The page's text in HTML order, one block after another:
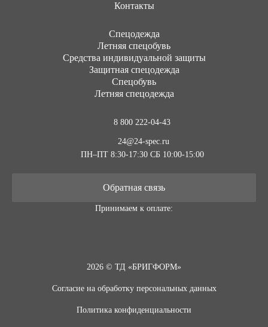
Контакты
Cпецодежда
Летняя спецобувь
Средства индивидуальной защиты
Защитная спецодежда
Спецобувь
Летняя спецодежда
8 800 222-04-43
24@24-spec.ru
ПН–ПТ 8:30-17:30 СБ 10:00-15:00
Обратная связь
Принимаем к оплате:
2026 © ТД «БРИГФОРМ»
Политика конфиденциальности
Согласие на обработку персональных данных